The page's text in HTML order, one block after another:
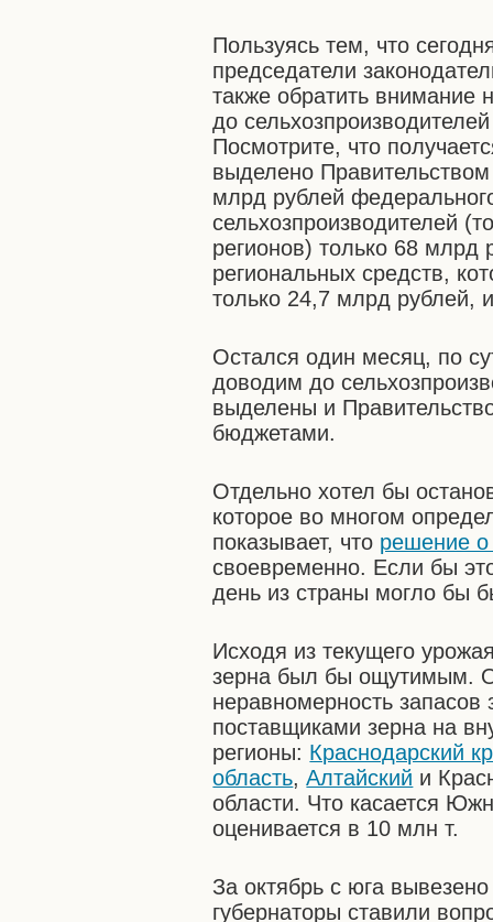
Пользуясь тем, что
председатели
также обратить внимание
до
Посмотрите, что
выделено
млрд рублей
сельхозпроизводителей
регионов) только 68
региональных средств,
только 24,7 млрд рублей,
Остался один месяц, по
доводим до
выделены и
бюджетами.
Отдельно хотел бы
которое во многом
показывает, что решение о
своевременно. Если бы
день из страны могло бы
Исходя из текущего
зерна был бы ощутимым.
неравномерность
поставщиками зерна на
регионы: Краснодарский
область,Алтайский и
области. Что касается
оценивается в 10 млн т.
За октябрь с юга
губернаторы ставили